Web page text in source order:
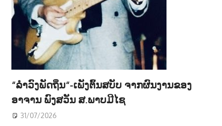
“ລຳວົງພັດຖິ່ນ“-ເພັງຕົ້ນສບັບ ຈາກຜົນງານຂອງ
ອາຈານ ພົງສວັນ ສ.ພາບມີໄຊ
31/07/2026